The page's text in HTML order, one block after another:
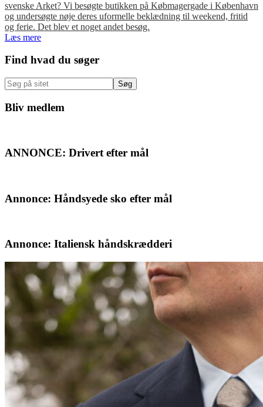
svenske Arket? Vi besøgte butikken på Købmagergade i København
og undersøgte nøje deres uformelle beklædning til weekend, fritid
og ferie. Det blev et noget andet besøg.
Læs mere
Primær
Sidebar
Find hvad du søger
Søg
på
sitet
Bliv medlem
ANNONCE: Drivert efter mål
Annonce: Håndsyede sko efter mål
Annonce: Italiensk håndskrædderi